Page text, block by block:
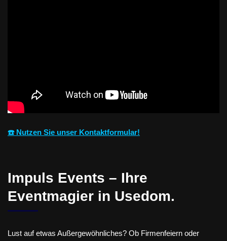
☎️ Nutzen Sie unser Kontaktformular!
Impuls Events – Ihre
Eventmagier in Usedom.
Lust auf etwas Außergewöhnliches? Ob Firmenfeiern oder